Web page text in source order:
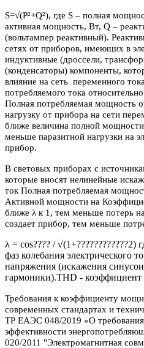
S=√(P²+Q²), где S – полная
активная мощность, Вт, Q –
(вольтампер реактивный).
сетях от приборов, имеющих в
индуктивные (дроссели,
(конденсаторы) компоненты,
влияние на сеть переменного
потребляемого тока
Полная потребляемая мощность
нагрузку от прибора на сети
ближе величина полной
меньше паразитной нагрузки на
прибор.
В световых приборах с
которые вносят нелинейные
ток Полная потребляемая
Активной мощности на
ближе λ к 1, тем меньше потерь
создает прибор, тем меньше
λ = cos???? / √(1+????????????2)
фаз колебания электрического
напряжения (искажения
гармоники).THD -
Требования к коэффициенту
современных стандартах и
ТР ЕАЭС 048/2019 «О
эффективности
020/2011 "Электромагнитная